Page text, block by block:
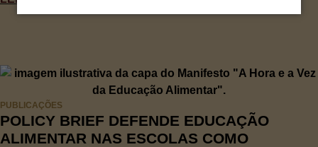
PUBLICAÇÕES
POLICY BRIEF DEFENDE EDUCAÇÃO
ALIMENTAR NAS ESCOLAS COMO